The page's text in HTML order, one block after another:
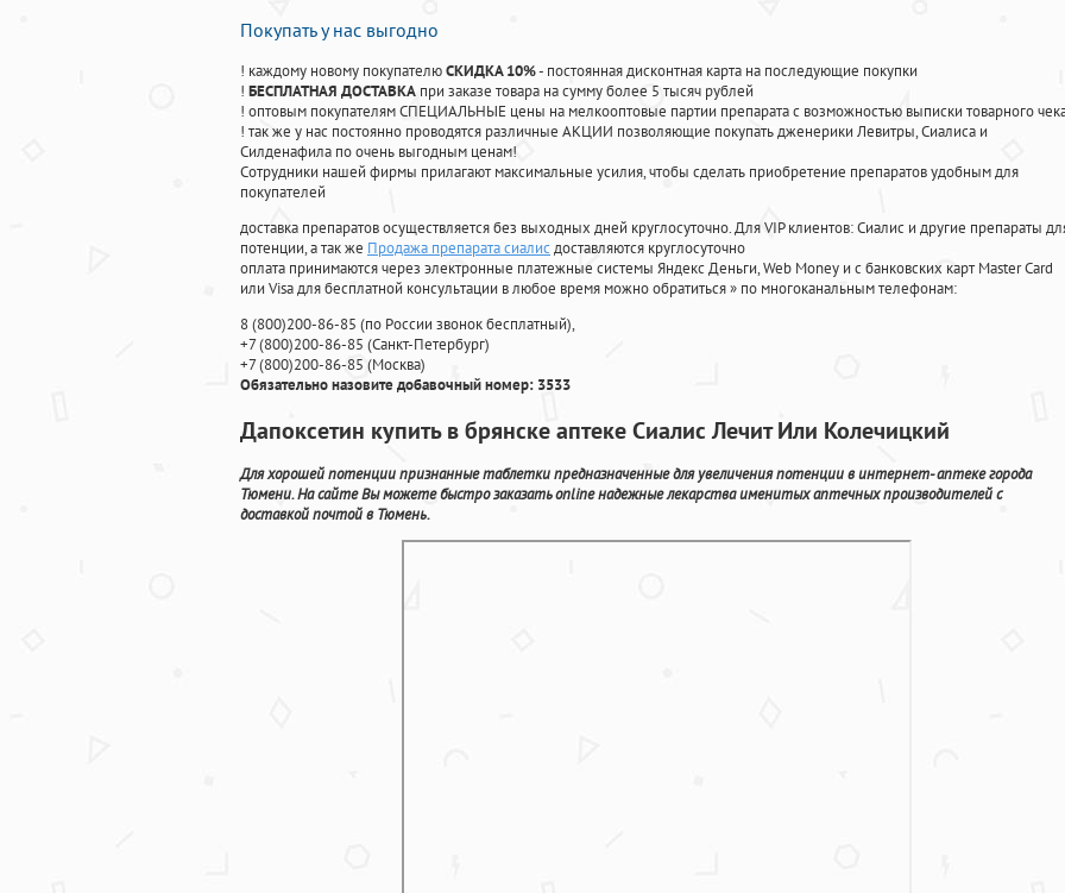
Покупать у нас выгодно
! каждому новому покупателюСКИДКА 10%- постоянная дисконтная карта на последующие покупки
! БЕСПЛАТНАЯ ДОСТАВКА при заказе товара на сумму более 5 тысяч рублей
! оптовым покупателям СПЕЦИАЛЬНЫЕ цены на мелкооптовые партии препарата с возможностью выписки товарного
! так же у нас постоянно проводятся различные АКЦИИ позволяющие покупать дженерики Левитры, Сиалиса и
Силденафила по очень выгодным ценам!
Cотрудники нашей фирмы прилагают максимальные усилия, чтобы сделать приобретение препаратов удобным для
покупателей
доставка препаратов осуществляется без выходных дней круглосуточно. Для VIP клиентов: Сиалис и другие препараты
потенции, а так же Продажа препарата сиалисдоставляются круглосуточно
оплата принимаются через электронные платежные системы Яндекс Деньги, Web Money и с банковских карт Master Card
или Visa для бесплатной консультации в любое время можно обратиться» по многоканальным телефонам:
8(800)200-86-85 (по России звонок бесплатный),
+7(800)200-86-85 (Санкт-Петербург)
+7(800)200-86-85 (Москва)
Обязательно назовите добавочный номер: 3533
Дапоксетин купить в брянске аптеке Сиалис Лечит Или Колечицкий
Для хорошей потенции признанные таблетки предназначенные для увеличения потенции в интернет- аптеке города
Тюмени. На сайте Вы можете быстро заказать online надежные лекарства именитых аптечных производителей с
доставкой почтой в Тюмень.